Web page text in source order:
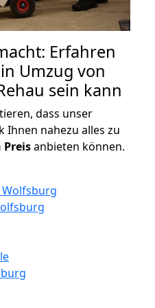
Erfahren
Umzug von
sein kann
dass unser
Ihnen nahezu alles zu
Preisanbieten können.